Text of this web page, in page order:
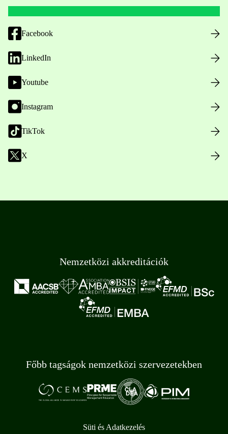
Facebook
LinkedIn
Youtube
Instagram
TikTok
X
Nemzetközi akkreditációk
Főbb tagságok nemzetközi szervezetekben
Süti és Adatkezelés